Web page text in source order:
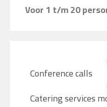
Voor 1 t/m 20
Conference calls
Catering services